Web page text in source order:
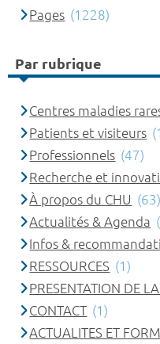
Pages (1228)
Par rubrique
Centres maladies
Patients et visiteurs
Professionnels (47)
Recherche et
À propos du CHU (63)
Actualités & Agenda
Infos &
RESSOURCES (1)
PRESENTATION DE
CONTACT (1)
ACTUALITES ET